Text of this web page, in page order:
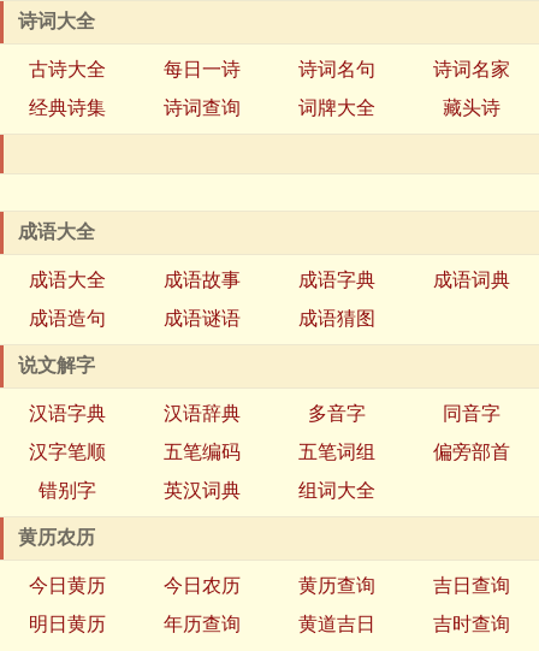
诗词大全
古诗大全 每日一诗 诗词名句
诗词名家
经典诗集
诗词查询 词牌大全 藏头诗
成语大全
成语大全 成语故事 成语字典
成语词典
成语造句
成语谜语 成语猜图
说文解字
汉语字典 汉语辞典 多音字
同音字
汉字笔顺
五笔编码 五笔词组
偏旁部首
错别字
英汉词典 组词大全
黄历农历
今日黄历 今日农历 黄历查询
吉日查询
明日黄历
年历查询 黄道吉日
吉时查询